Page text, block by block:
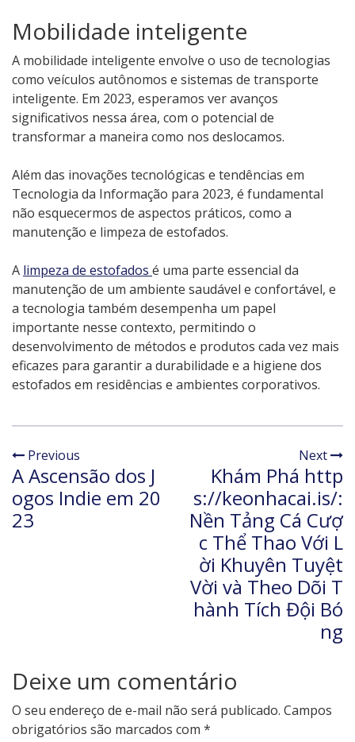
Mobilidade inteligente
A mobilidade inteligente envolve o uso de tecnologias
como veículos autônomos e sistemas de transporte
inteligente. Em 2023, esperamos ver avanços
significativos nessa área, com o potencial de
transformar a maneira como nos deslocamos.
Além das inovações tecnológicas e tendências em
Tecnologia da Informação para 2023, é fundamental
não esquecermos de aspectos práticos, como a
manutenção e limpeza de estofados.
A limpeza de estofados é uma parte essencial da
manutenção de um ambiente saudável e confortável, e
a tecnologia também desempenha um papel
importante nesse contexto, permitindo o
desenvolvimento de métodos e produtos cada vez mais
eficazes para garantir a durabilidade e a higiene dos
estofados em residências e ambientes corporativos.
Previous
A Ascensão dos J
ogos Indie em 20
23
Next
Khám Phá http
s://keonhacai.is/:
Nền Tảng Cá Cượ
c Thể Thao Với L
ời Khuyên Tuyệt
Vời và Theo Dõi T
hành Tích Đội Bó
ng
Deixe um comentário
O seu endereço de e-mail não será publicado. Campos
obrigatórios são marcados com *